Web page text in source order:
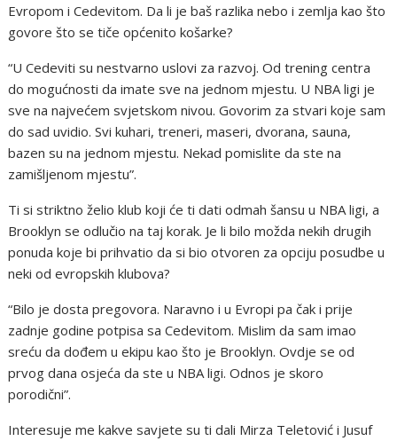
Evropom i Cedevitom. Da li je baš razlika nebo i zemlja kao što
govore što se tiče općenito košarke?
“U Cedeviti su nestvarno uslovi za razvoj. Od trening centra
do mogućnosti da imate sve na jednom mjestu. U NBA ligi je
sve na najvećem svjetskom nivou. Govorim za stvari koje sam
do sad uvidio. Svi kuhari, treneri, maseri, dvorana, sauna,
bazen su na jednom mjestu. Nekad pomislite da ste na
zamišljenom mjestu”.
Ti si striktno želio klub koji će ti dati odmah šansu u NBA ligi, a
Brooklyn se odlučio na taj korak. Je li bilo možda nekih drugih
ponuda koje bi prihvatio da si bio otvoren za opciju posudbe u
neki od evropskih klubova?
“Bilo je dosta pregovora. Naravno i u Evropi pa čak i prije
zadnje godine potpisa sa Cedevitom. Mislim da sam imao
sreću da dođem u ekipu kao što je Brooklyn. Ovdje se od
prvog dana osjeća da ste u NBA ligi. Odnos je skoro
porodični”.
Interesuje me kakve savjete su ti dali Mirza Teletović i Jusuf